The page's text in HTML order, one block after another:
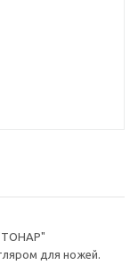
для ножей.